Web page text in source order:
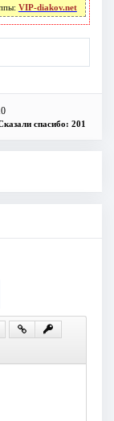
VIP-diakov.net
спасибо: 201